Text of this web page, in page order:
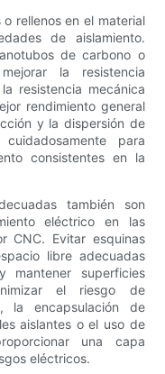
rellenos en el material
de aislamiento.
de carbono o
la resistencia
resistencia mecánica
rendimiento general
y la dispersión de
para
consistentes en la
también son
eléctrico en las
CNC. Evitar esquinas
libre adecuadas
mantener superficies
el riesgo de
la encapsulación de
aislantes o el uso de
una capa
eléctricos.